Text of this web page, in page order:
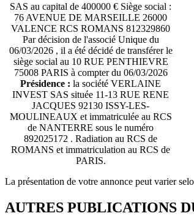
SAS au capital de 400000 € Siège social :
76 AVENUE DE MARSEILLE 26000
VALENCE RCS ROMANS 812329860
Par décision de l'associé Unique du
06/03/2026 , il a été décidé de transférer le
siège social au 10 RUE PENTHIEVRE
75008 PARIS à compter du 06/03/2026
Présidence : la société VERLAINE
INVEST SAS située 11-13 RUE RENE
JACQUES 92130 ISSY-LES-
MOULINEAUX et immatriculée au RCS
de NANTERRE sous le numéro
892025172 . Radiation au RCS de
ROMANS et immatriculation au RCS de
PARIS.
La présentation de votre annonce peut varier
AUTRES PUBLICATIONS